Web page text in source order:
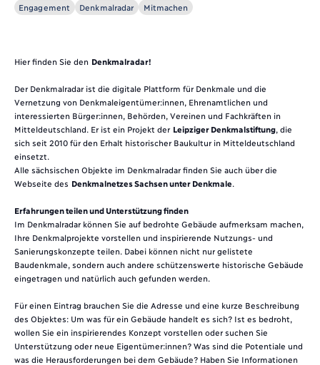
Engagement Denkmalradar Mitmachen
Hier finden Sie den Denkmalradar!
Der Denkmalradar ist die digitale Plattform für Denkmale und die
Vernetzung von Denkmaleigentümer:innen, Ehrenamtlichen und
interessierten Bürger:innen, Behörden, Vereinen und Fachkräften in
Mitteldeutschland. Er ist ein Projekt der Leipziger Denkmalstiftung, die
sich seit 2010 für den Erhalt historischer Baukultur in Mitteldeutschland
einsetzt.
Alle sächsischen Objekte im Denkmalradar finden Sie auch über die
Webseite des Denkmalnetzes Sachsen unter Denkmale
Erfahrungen teilen und Unterstützung finden
Im Denkmalradar können Sie auf bedrohte Gebäude aufmerksam machen,
Ihre Denkmalprojekte vorstellen und inspirierende Nutzungs- und
Sanierungskonzepte teilen. Dabei können nicht nur gelistete
Baudenkmale, sondern auch andere schützenswerte historische Gebäude
eingetragen und natürlich auch gefunden werden.
Für einen Eintrag brauchen Sie die Adresse und eine kurze Beschreibung
des Objektes: Um was für ein Gebäude handelt es sich? Ist es bedroht,
wollen Sie ein inspirierendes Konzept vorstellen oder suchen Sie
Unterstützung oder neue Eigentümer:innen? Was sind die Potentiale und
was die Herausforderungen bei dem Gebäude? Haben Sie Informationen